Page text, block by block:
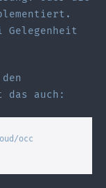
das auch:
occ